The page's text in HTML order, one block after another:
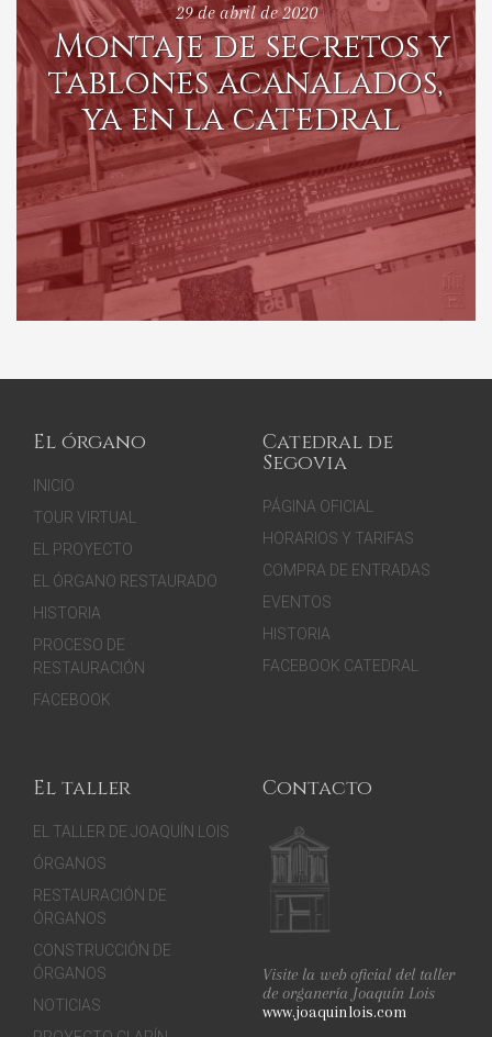
29 de abril de 2020
Montaje de secretos y
tablones acanalados,
ya en la catedral
El órgano
INICIO
TOUR VIRTUAL
EL PROYECTO
EL ÓRGANO RESTAURADO
HISTORIA
PROCESO DE
RESTAURACIÓN
FACEBOOK
Catedral de
Segovia
PÁGINA OFICIAL
HORARIOS Y TARIFAS
COMPRA DE ENTRADAS
EVENTOS
HISTORIA
FACEBOOK CATEDRAL
El taller
EL TALLER DE JOAQUÍN LOIS
ÓRGANOS
RESTAURACIÓN DE
ÓRGANOS
CONSTRUCCIÓN DE
ÓRGANOS
NOTICIAS
Contacto
Visite la web oficial del taller
de organería Joaquín Lois
www.joaquinlois.com